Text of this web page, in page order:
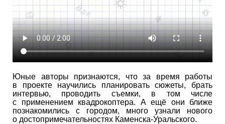
Юные авторы признаются, что за время работы
в проекте научились планировать сюжеты, брать
интервью, проводить съемки, в том числе
с применением квадрокоптера. А ещё они ближе
познакомились с городом, много узнали нового
о достопримечательностях Каменска-Уральского.